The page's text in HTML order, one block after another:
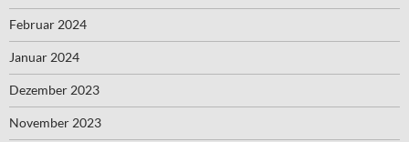
Februar 2024
Januar 2024
Dezember 2023
November 2023